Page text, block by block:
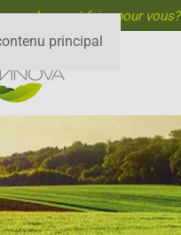
principal
ce qu’on peut faire pour vous?